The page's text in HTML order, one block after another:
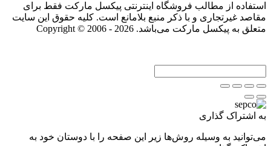
استفاده از مطالب فروشگاه اینترنتی پیکسل مارکت فقط برای
مقاصد غیرتجاری و با ذکر منبع بلامانع است. کلیه حقوق این سایت
متعلق به پیکسل مارکت می‌باشد. Copyright © 2006 - 2026
به اشتراک گذاری
می‌توانید به وسیله روش‌ها زیر این صفحه را با دوستان خود به